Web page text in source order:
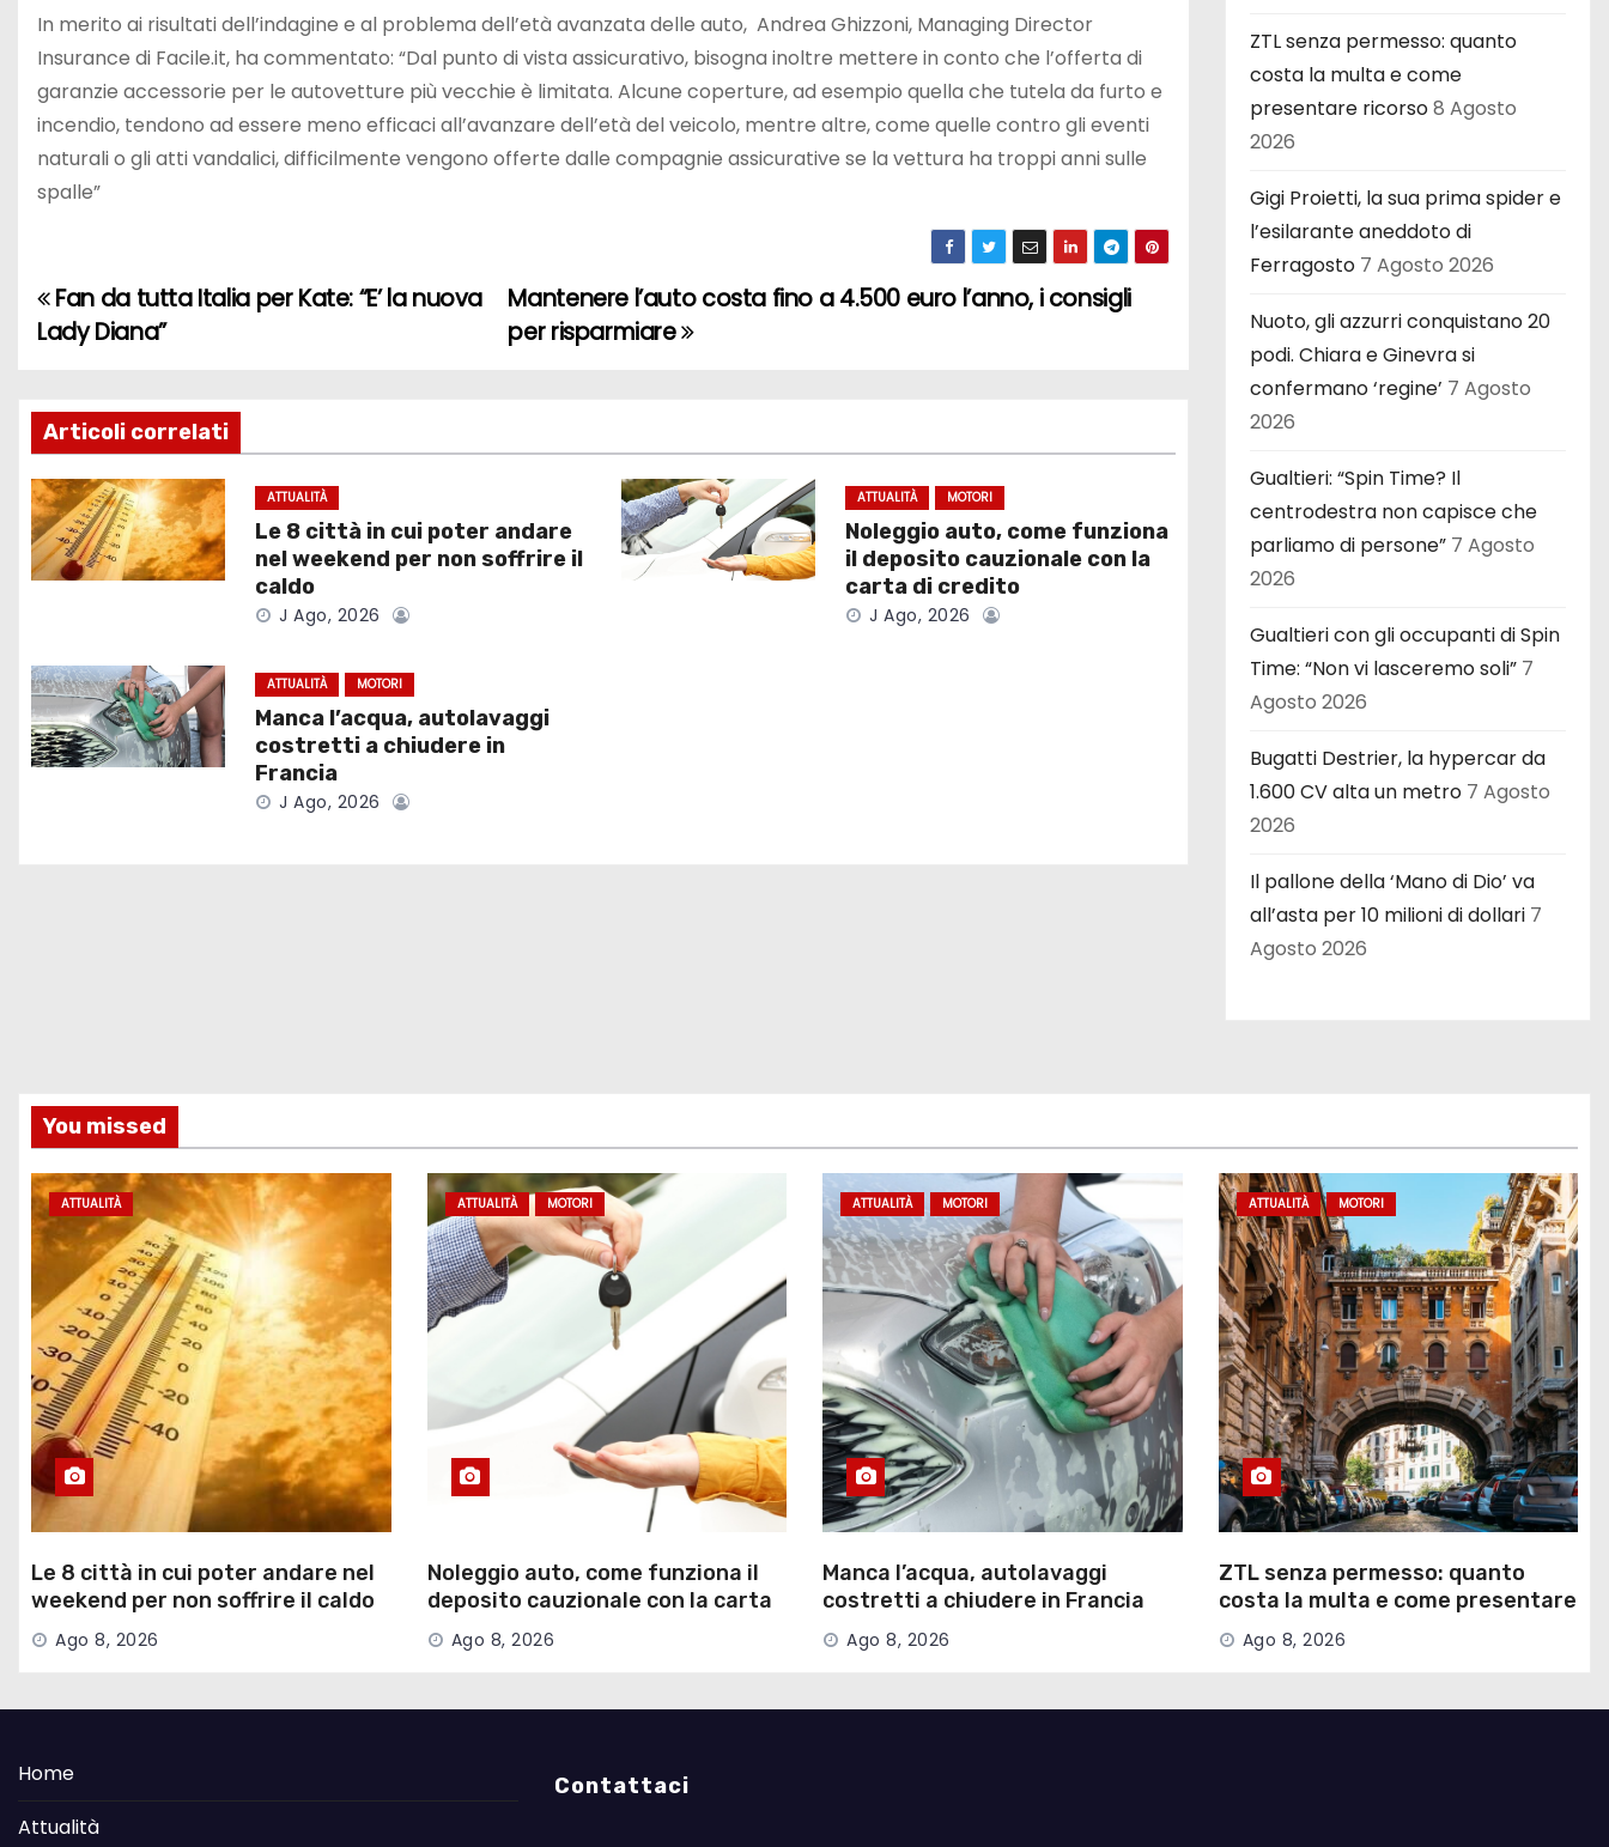
In merito ai risultati dell’indagine e al problema dell’età avanzata delle auto, Andrea Ghizzoni, Managing Director
Insurance di Facile.it, ha commentato: “Dal punto di vista assicurativo, bisogna inoltre mettere in conto che l’offerta di
garanzie accessorie per le autovetture più vecchie è limitata. Alcune coperture, ad esempio quella che tutela da furto e
incendio, tendono ad essere meno efficaci all’avanzare dell’età del veicolo, mentre altre, come quelle contro gli eventi
naturali o gli atti vandalici, difficilmente vengono offerte dalle compagnie assicurative se la vettura ha troppi anni sulle
spalle”
N
v
i
g
a
i
o
n
o
l
i
Mantenere l’auto costa fino a 4.500 euro l’anno, i consigli
per risparmiare
Fan da tutta Italia per Kate: “E’ la nuova
Lady Diana”
Articoli correlati
ATTUALITÀ
Le 8 città in cui poter andare
nel weekend per non soffrire il
caldo
J Ago, 2026
ATTUALITÀ MOTORI
Noleggio auto, come funziona
il deposito cauzionale con la
carta di credito
J Ago, 2026
ATTUALITÀ MOTORI
Manca l’acqua, autolavaggi
costretti a chiudere in
Francia
J Ago, 2026
ZTL senza permesso: quanto
costa la multa e come
presentare ricorso8 Agosto
2026
Gigi Proietti, la sua prima spider e
l’esilarante aneddoto di
Ferragosto 7 Agosto 2026
Nuoto, gli azzurri conquistano 20
podi. Chiara e Ginevra si
confermano ‘regine’ 7 Agosto
2026
Gualtieri: “Spin Time? Il
centrodestra non capisce che
parliamo di persone” 7 Agosto
2026
Gualtieri con gli occupanti di Spin
Time: “Non vi lasceremo soli” 7
Agosto 2026
Bugatti Destrier, la hypercar da
1.600 CV alta un metro 7 Agosto
2026
Il pallone della ‘Mano di Dio’ va
all’asta per 10 milioni di dollari 7
Agosto 2026
You missed
ATTUALITÀ
Le 8 città in cui poter andare nel
weekend per non soffrire il caldo
Ago 8, 2026
ATTUALITÀ MOTORI
Noleggio auto, come funziona il
deposito cauzionale con la carta
di credito
Ago 8, 2026
ATTUALITÀ MOTORI
Manca l’acqua, autolavaggi
costretti a chiudere in Francia
Ago 8, 2026
ATTUALITÀ MOTORI
ZTL senza permesso: quanto
costa la multa e come presentare
ricorso
Ago 8, 2026
Home
Attualità
Contattaci